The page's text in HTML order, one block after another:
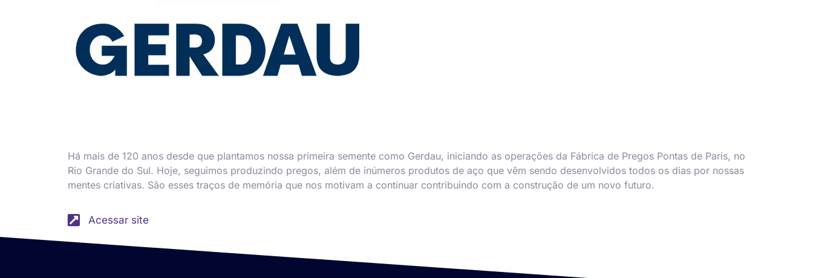
Há mais de 120 anos desde que plantamos nossa primeira semente como Gerdau, iniciando as operações da Fábrica de Pregos Pontas de Paris, no
Rio Grande do Sul. Hoje, seguimos produzindo pregos, além de inúmeros produtos de aço que vêm sendo desenvolvidos todos os dias por nossas
mentes criativas. São esses traços de memória que nos motivam a continuar contribuindo com a construção de um novo futuro.
Acessar site